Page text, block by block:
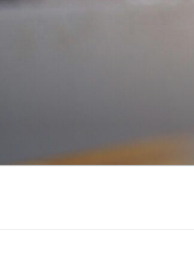
Skip